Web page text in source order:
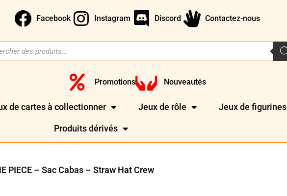
Facebook Instagram Discord Contactez-nous
Promotions Nouveautés
de cartes à collectionner Jeux de rôle Jeux de figurines
Produits dérivés
PIECE – Sac Cabas – Straw Hat Crew